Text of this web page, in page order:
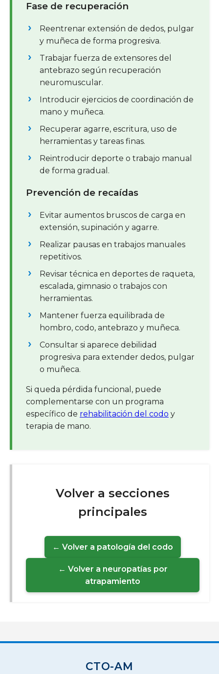
Fase de recuperación
Reentrenar extensión de dedos, pulgar
y muñeca de forma progresiva.
Trabajar fuerza de extensores del
antebrazo según recuperación
neuromuscular.
Introducir ejercicios de coordinación de
mano y muñeca.
Recuperar agarre, escritura, uso de
herramientas y tareas finas.
Reintroducir deporte o trabajo manual
de forma gradual.
Prevención de recaídas
Evitar aumentos bruscos de carga en
extensión, supinación y agarre.
Realizar pausas en trabajos manuales
repetitivos.
Revisar técnica en deportes de raqueta,
escalada, gimnasio o trabajos con
herramientas.
Mantener fuerza equilibrada de
hombro, codo, antebrazo y muñeca.
Consultar si aparece debilidad
progresiva para extender dedos, pulgar
o muñeca.
Si queda pérdida funcional, puede
complementarse con un programa
específico de rehabilitación del codo y
terapia de mano.
Volver a secciones
principales
← Volver a patología del codo
← Volver a neuropatías por
atrapamiento
CTO-AM